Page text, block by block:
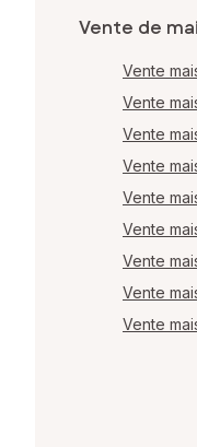
Vente de
Vente
Vente
Vente
Vente
Vente
Vente
Vente
Vente
Vente